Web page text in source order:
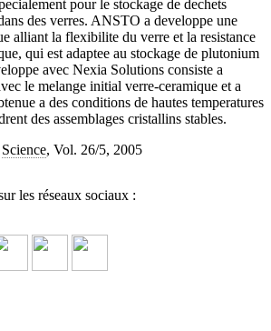
pour le stockage de dechets
des verres. ANSTO a developpe une
alliant la flexibilite du verre et la resistance
qui est adaptee au stockage de plutonium
avec Nexia Solutions consiste a
le melange initial verre-ceramique et a
a des conditions de hautes temperatures
des assemblages cristallins stables.
Science, Vol. 26/5, 2005
les réseaux sociaux :